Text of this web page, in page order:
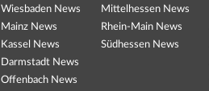
Wiesbaden News
Mainz News
Kassel News
Darmstadt News
Offenbach News
Mittelhessen News
Rhein-Main News
Südhessen News